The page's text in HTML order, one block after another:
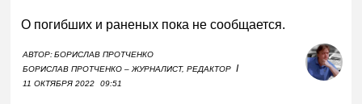
О погибших и раненых пока не сообщается.
АВТОР:БОРИСЛАВ ПРОТЧЕНКО
БОРИСЛАВ ПРОТЧЕНКО – ЖУРНАЛИСТ, РЕДАКТОР I
11 ОКТЯБРЯ 2022 09:51